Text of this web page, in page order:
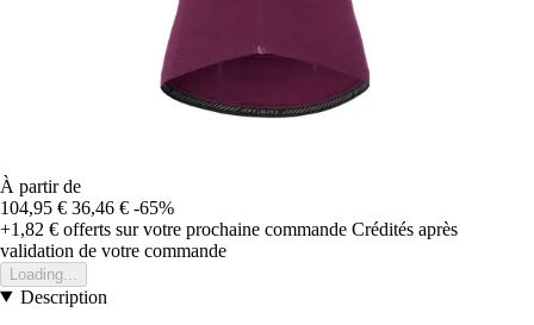
À partir de
104,95 € 36,46 € -65%
+1,82 € offerts sur votre prochaine commande Crédités après
validation de votre commande
Loading...
Description